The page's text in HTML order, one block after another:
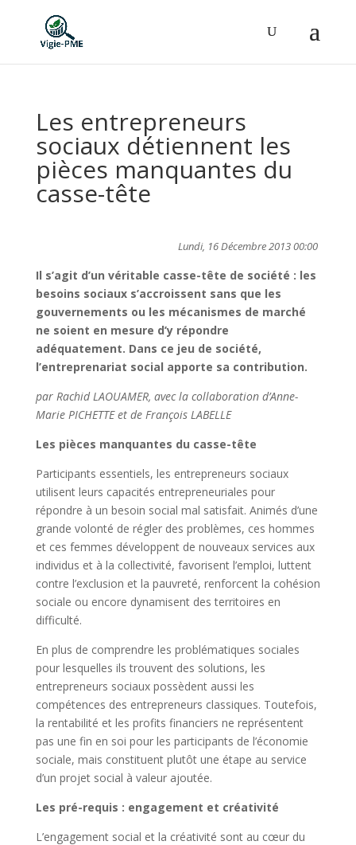
Les entrepreneurs
sociaux détiennent les
pièces manquantes du
casse-tête
Lundi, 16 Décembre 2013 00:00
Il s’agit d’un véritable casse-tête de société : les
besoins sociaux s’accroissent sans que les
gouvernements ou les mécanismes de marché
ne soient en mesure d’y répondre
adéquatement. Dans ce jeu de société,
l’entreprenariat social apporte sa contribution.
par Rachid LAOUAMER, avec la collaboration d’Anne-
Marie PICHETTE et de François LABELLE
Les pièces manquantes du casse-tête
Participants essentiels, les entrepreneurs sociaux
utilisent leurs capacités entrepreneuriales pour
répondre à un besoin social mal satisfait. Animés d’une
grande volonté de régler des problèmes, ces hommes
et ces femmes développent de nouveaux services aux
individus et à la collectivité, favorisent l’emploi, luttent
contre l’exclusion et la pauvreté, renforcent la cohésion
sociale ou encore dynamisent des territoires en
difficulté.
En plus de comprendre les problématiques sociales
pour lesquelles ils trouvent des solutions, les
entrepreneurs sociaux possèdent aussi les
compétences des entrepreneurs classiques. Toutefois,
la rentabilité et les profits financiers ne représentent
pas une fin en soi pour les participants de l’économie
sociale, mais constituent plutôt une étape au service
d’un projet social à valeur ajoutée.
Les pré-requis : engagement et créativité
L’engagement social et la créativité sont au cœur du